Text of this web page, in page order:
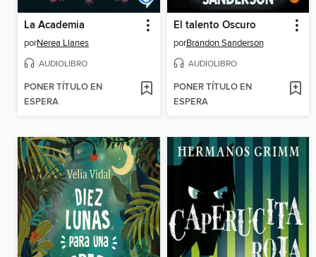
La Academia
porNerea Llanes
AUDIOLIBRO
PONER TÍTULO EN
ESPERA
El talento Oscuro
porBrandon Sanderson
AUDIOLIBRO
PONER TÍTULO EN
ESPERA